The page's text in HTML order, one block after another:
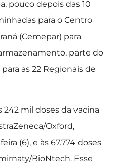
pouco depois das 10
para o Centro
(Cemepar) para
parte do
as 22 Regionais de
242 mil doses da vacina
Oxford,
(6), e às 67.774 doses
BioNtech. Esse